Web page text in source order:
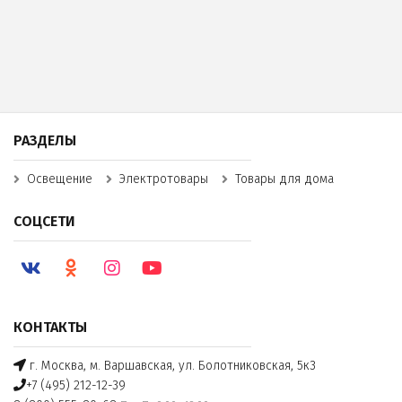
КОНТАКТЫ
г. Москва, м. Варшавская, ул. Болотниковская, 5к3
+7 (495) 212-12-39
РАЗДЕЛЫ
Освещение Электротовары Товары для дома
СОЦСЕТИ